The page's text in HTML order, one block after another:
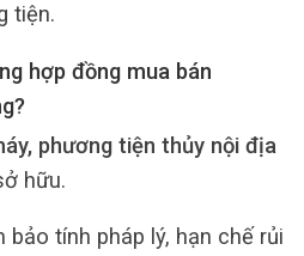
tiện.
hợp đồng mua bán
phương tiện thủy nội địa
hữu.
bảo tính pháp lý, hạn chế rủi